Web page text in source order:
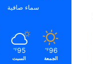
سماء صافية
96
℉
الجمعة
95
℉
السبت